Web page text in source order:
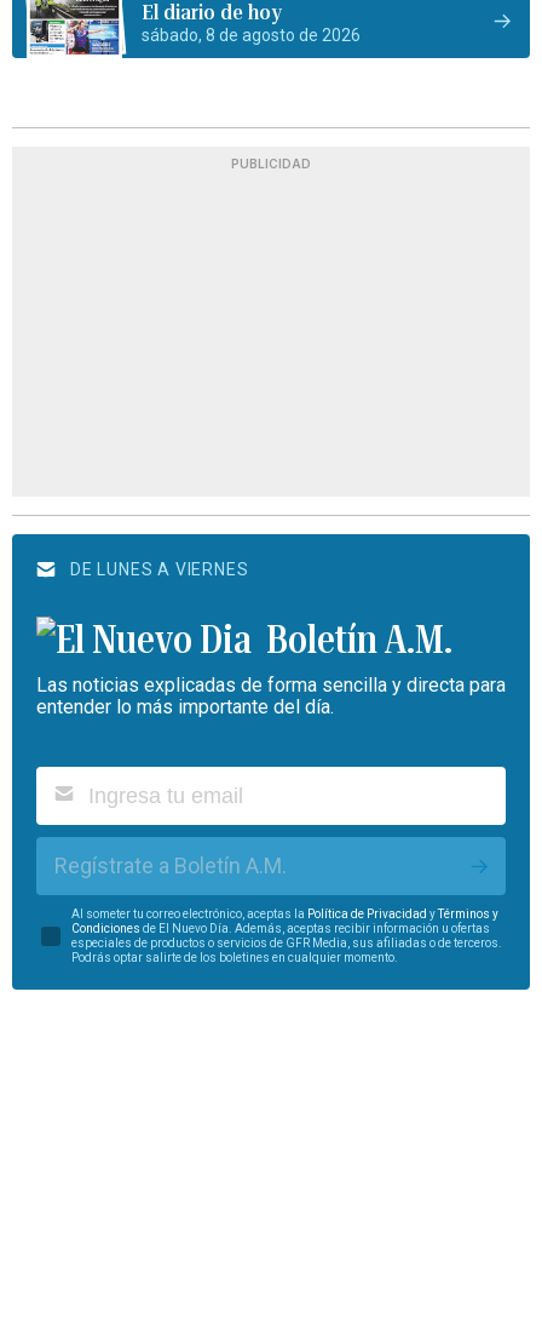
El diario de hoy
sábado, 8 de agosto de 2026
PUBLICIDAD
DE LUNES A VIERNES
Boletín A.M.
Las noticias explicadas de forma sencilla y directa para
entender lo más importante del día.
Regístrate a Boletín A.M.
Al someter tu correo electrónico, aceptas la Política de Privacidad yTérminos y
Condiciones de El Nuevo Día. Además, aceptas recibir información u ofertas
especiales de productos o servicios de GFR Media, sus afiliadas o de terceros.
Podrás optar salirte de los boletines en cualquier momento.